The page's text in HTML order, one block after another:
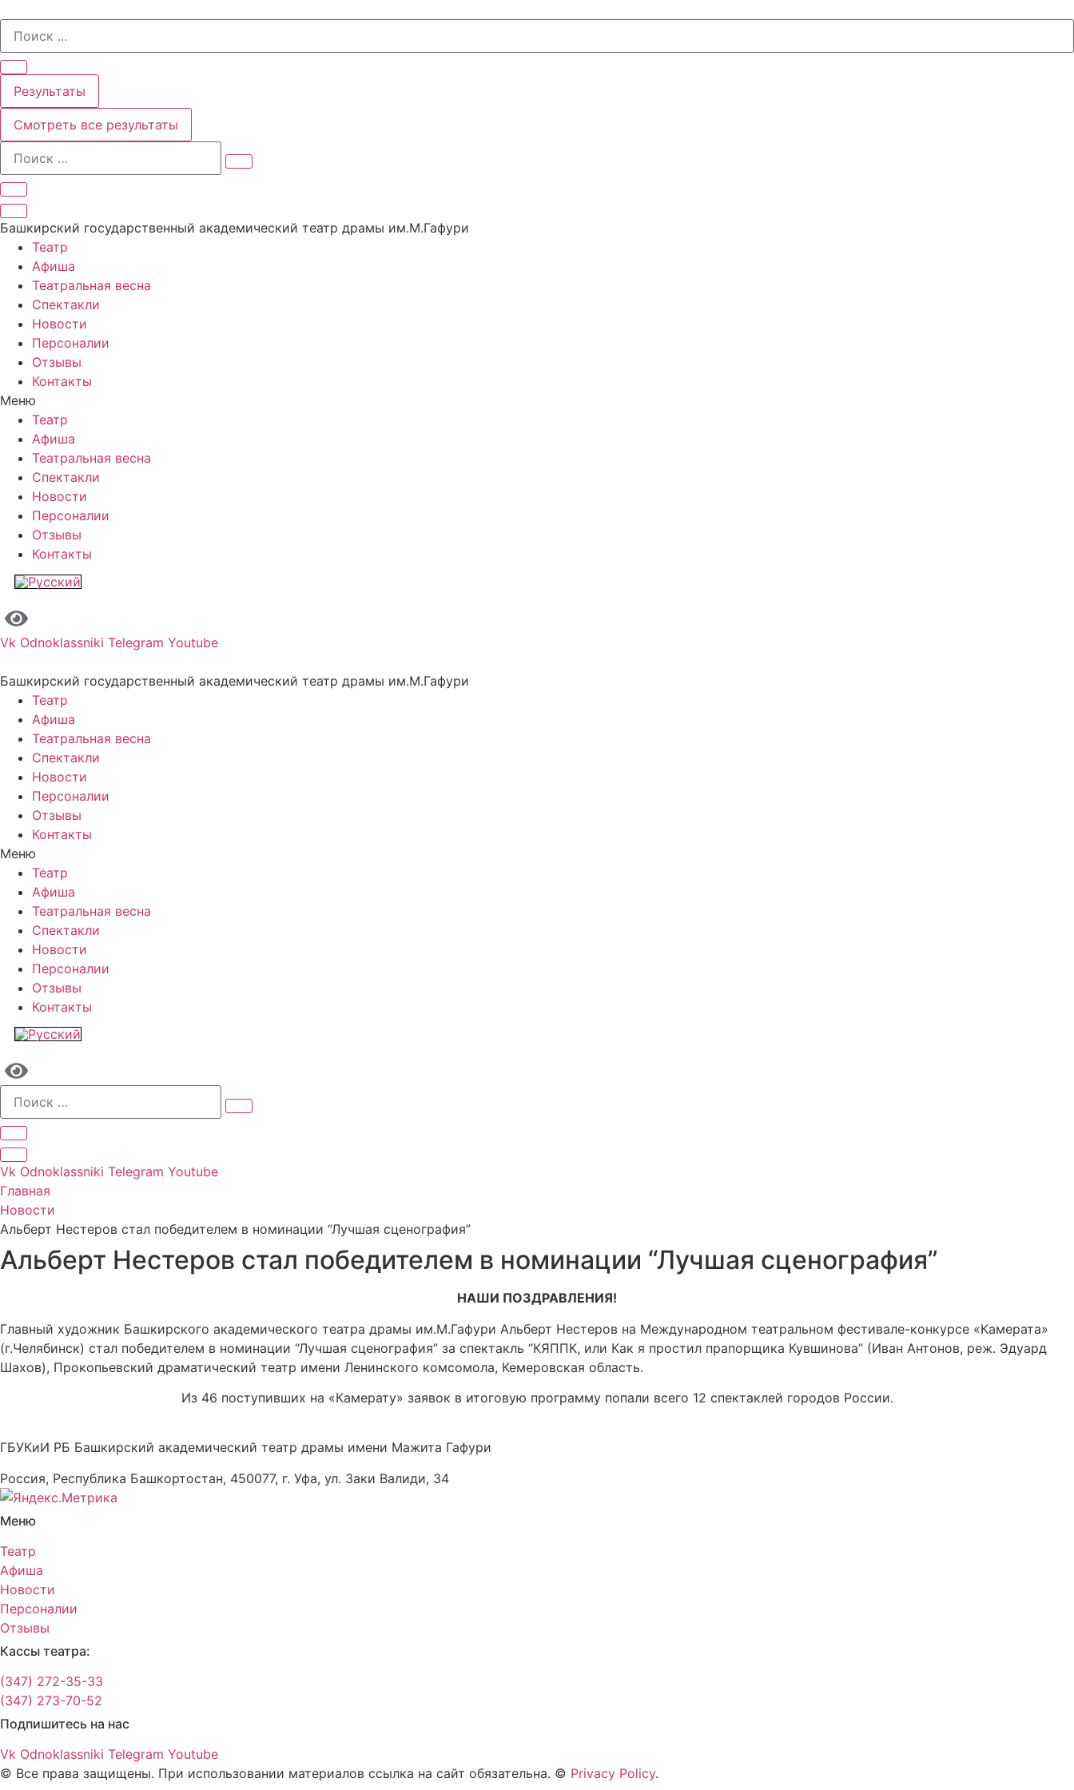
содержимому
Search
Результаты
Смотреть все результаты
Башкирский государственный академический театр драмы им.М.Гафури
Театр
Афиша
Театральная весна
Спектакли
Новости
Персоналии
Отзывы
Контакты
Меню
Театр
Афиша
Театральная весна
Спектакли
Новости
Персоналии
Отзывы
Контакты
Vk Odnoklassniki Telegram Youtube
Башкирский государственный академический театр драмы им.М.Гафури
Театр
Афиша
Театральная весна
Спектакли
Новости
Персоналии
Отзывы
Контакты
Меню
Театр
Афиша
Театральная весна
Спектакли
Новости
Персоналии
Отзывы
Контакты
Vk Odnoklassniki Telegram Youtube
Главная
Новости
Альберт Нестеров стал победителем в номинации “Лучшая сценография”
Альберт Нестеров стал победителем в номинации “Лучшая сценография”
НАШИ ПОЗДРАВЛЕНИЯ!
Главный художник Башкирского академического театра драмы им.М.Гафури Альберт Нестеров на Международном театральном фестивале-конкурсе «Камерата»
(г.Челябинск) стал победителем в номинации “Лучшая сценография” за спектакль “КЯППК, или Как я простил прапорщика Кувшинова” (Иван Антонов, реж. Эдуард
Шахов), Прокопьевский драматический театр имени Ленинского комсомола, Кемеровская область.
Из 46 поступивших на «Камерату» заявок в итоговую программу попали всего 12 спектаклей городов России.
ГБУКиИ РБ Башкирский академический театр драмы имени Мажита Гафури
Россия, Республика Башкортостан, 450077, г. Уфа, ул. Заки Валиди, 34
Меню
Театр
Афиша
Новости
Персоналии
Отзывы
Кассы театра:
(347) 272-35-33
(347) 273-70-52
Подпишитесь на нас
Vk Odnoklassniki Telegram Youtube
© Все права защищены. При использовании материалов ссылка на сайт обязательна. © Privacy Policy.